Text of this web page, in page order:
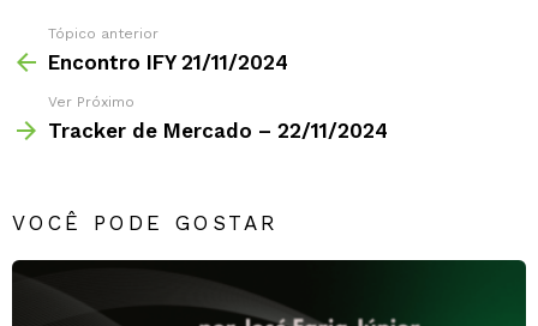
Tópico anterior
Encontro IFY 21/11/2024
Ver Próximo
Tracker de Mercado – 22/11/2024
VOCÊ PODE GOSTAR